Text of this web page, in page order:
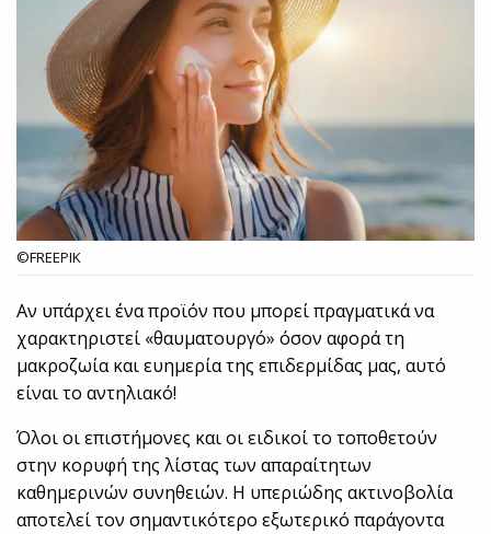
©FREEPIK
Αν υπάρχει ένα προϊόν που μπορεί πραγματικά να
χαρακτηριστεί «θαυματουργό» όσον αφορά τη
μακροζωία και ευημερία της επιδερμίδας μας, αυτό
είναι το αντηλιακό!
Όλοι οι επιστήμονες και οι ειδικοί το τοποθετούν
στην κορυφή της λίστας των απαραίτητων
καθημερινών συνηθειών. Η υπεριώδης ακτινοβολία
αποτελεί τον σημαντικότερο εξωτερικό παράγοντα